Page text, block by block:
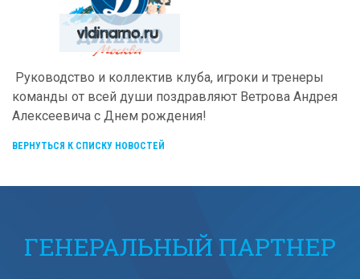
Руководство и коллектив клуба, игроки и тренеры
команды от всей души поздравляют Ветрова Андрея
Алексеевича с Днем рождения!
ВЕРНУТЬСЯ К СПИСКУ НОВОСТЕЙ
ГЕНЕРАЛЬНЫЙ ПАРТНЕР